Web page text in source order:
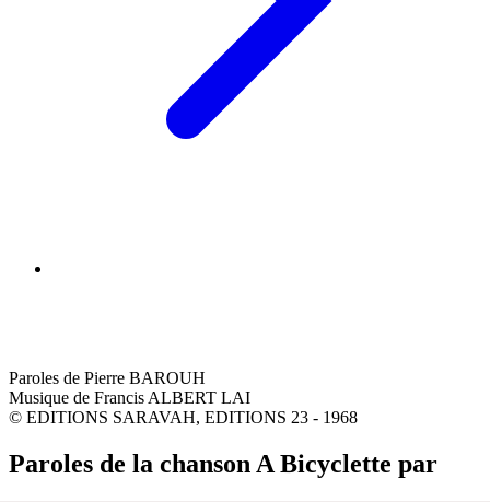
Paroles de Pierre BAROUH
Musique de Francis ALBERT LAI
© EDITIONS SARAVAH, EDITIONS 23 - 1968
Paroles de la chanson A Bicyclette par